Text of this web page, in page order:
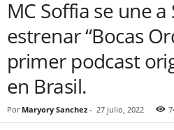
MC Soffia se une
estrenar “Bocas
primer podcast
en Brasil.
Por Maryory Sanchez - 27 julio, 2022